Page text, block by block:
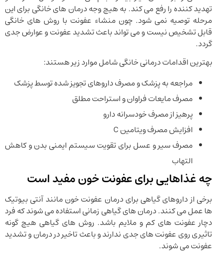
تهدید کننده را رفع می کند. به هیچ وجه درمان های خانگی برای این
مرحله توصیه نمی شود. چون منشاء عفونت با روش های خانگی
قابل تشخیص نیست و می تواند باعث تشدید عفونت و عوارض جدی
گردد.
بهترین اقدامات درمانی خانگی شامل موارد زیر هستند:
مراجعه به پزشک و مصرف داروهای تجویز شده توسط پزشک
مصرف مایعات فراوان و استراحت مطلق
پرهیز از مصرف خودسرانه دارو
افزایش مصرف ویتامین C
مصرف سیر و عسل برای تقویت سیستم ایمنی بدن و کاهش
التهاب
چه غذاهایی برای عفونت خون مفید است
برخی از داروهای گیاهی برای درمان عفونت خون مانند آنتی بیوتیک
ها عمل می کنند. درمان های گیاهی زمانی استفاده می شوند که فرد
دچار عفونت های کم و ملایم باشد. روش های گیاهی هیچ گونه
تاثیری روی عفونت های جدی ندارند و باعث تاخیر در درمان و تشدید
عفونت می شوند.